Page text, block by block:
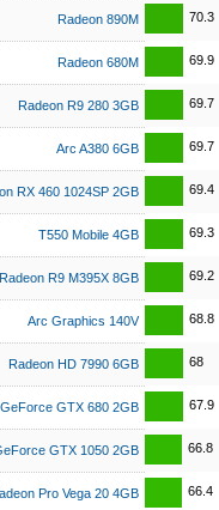
Radeon 890M 70.3
Radeon 680M 69.9
Radeon R9 280 3GB 69.7
Arc A380 6GB 69.7
RX 460 1024SP 2GB 69.4
T550 Mobile 4GB 69.3
Radeon R9 M395X 8GB 69.2
Arc Graphics 140V 68.8
Radeon HD 7990 6GB 68
GeForce GTX 680 2GB 67.9
GTX 1050 2GB 66.8
Pro Vega 20 4GB 66.4